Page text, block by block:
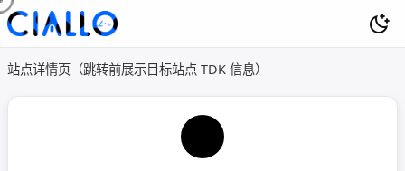
站点详情页（跳转前展示目标站点 TDK 信息）